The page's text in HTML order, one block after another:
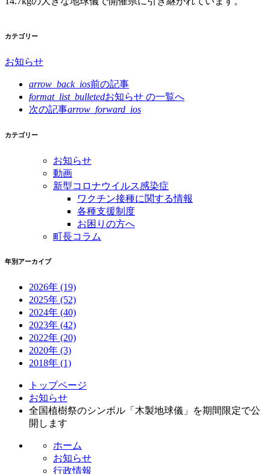
カテゴリー
お知らせ
arrow_back_ios前の記事
format_list_bulletedお知らせ の一覧へ
次の記事arrow_forward_ios
カテゴリー
お知らせ
動画
新型コロナウイルス感染症
ワクチン接種に関する情報
各種支援制度
お困りの方へ
町長コラム
年別アーカイブ
2026年 (19)
2025年 (52)
2024年 (40)
2023年 (42)
2022年 (20)
2020年 (3)
2018年 (1)
トップページ
お知らせ
全国植樹祭のシンボル「木製地球儀」を期間限定で公
開します
ホーム
お知らせ
行政情報